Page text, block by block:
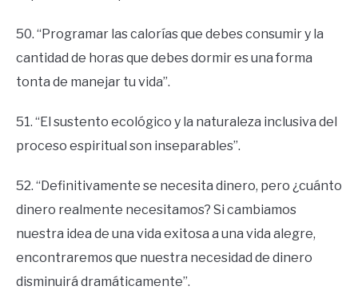
50. “Programar las calorías que debes consumir y la
cantidad de horas que debes dormir es una forma
tonta de manejar tu vida”.
51. “El sustento ecológico y la naturaleza inclusiva del
proceso espiritual son inseparables”.
52. “Definitivamente se necesita dinero, pero ¿cuánto
dinero realmente necesitamos? Si cambiamos
nuestra idea de una vida exitosa a una vida alegre,
encontraremos que nuestra necesidad de dinero
disminuirá dramáticamente”.